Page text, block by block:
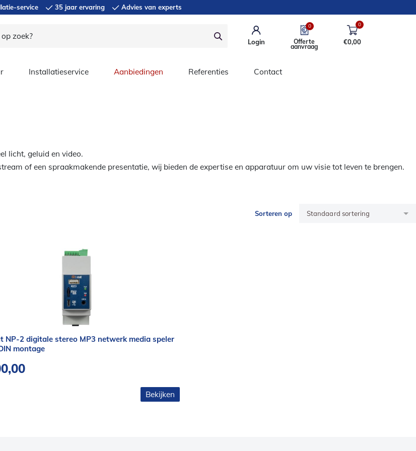
service 35 jaar ervaring Advies van experts
Login
0
Offerte
aanvraag
0
€0,00
Installatieservice Aanbiedingen Referenties Contact
licht, geluid en video.
of een spraakmakende presentatie, wij bieden de expertise en apparatuur om uw visie tot leven te brengen.
Sorteren op
NP-2 digitale stereo MP3 netwerk media speler
montage
Bekijken